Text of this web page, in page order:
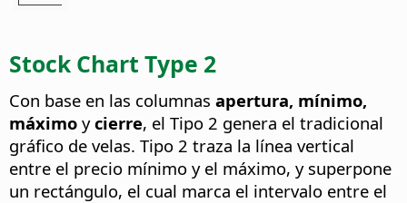
Stock Chart Type 2
Con base en las columnas apertura, mínimo,
máximo ycierre, el Tipo 2 genera el tradicional
gráfico de velas. Tipo 2 traza la línea vertical
entre el precio mínimo y el máximo, y superpone
un rectángulo, el cual marca el intervalo entre el